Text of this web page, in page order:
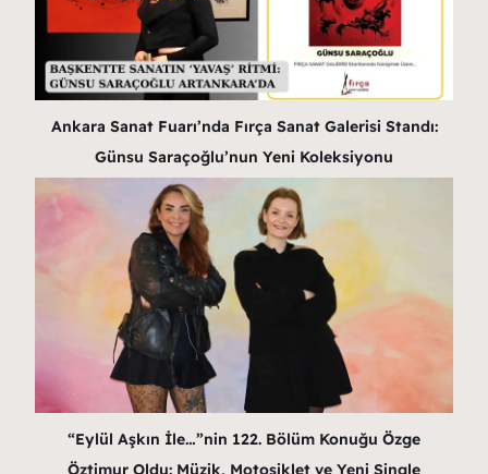
Ankara Sanat Fuarı’nda Fırça Sanat Galerisi Standı:
Günsu Saraçoğlu’nun Yeni Koleksiyonu
“Eylül Aşkın İle…”nin 122. Bölüm Konuğu Özge
Öztimur Oldu: Müzik, Motosiklet ve Yeni Single